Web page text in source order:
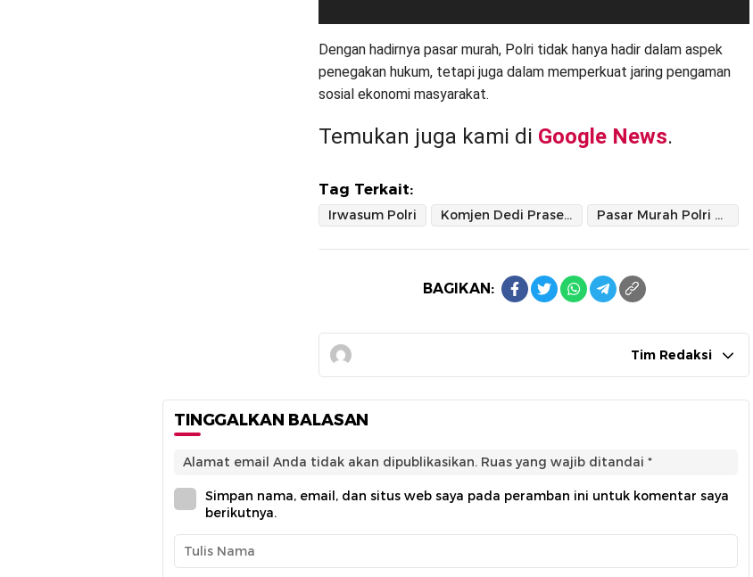
Dengan hadirnya pasar murah, Polri tidak hanya hadir dalam aspek
penegakan hukum, tetapi juga dalam memperkuat jaring pengaman
sosial ekonomi masyarakat.
Temukan juga kami di Google News.
Tag Terkait:
Irwasum Polri Komjen Dedi Prasetyo Pasar Murah Polri Malang
BAGIKAN:
Tim Redaksi
TINGGALKAN BALASAN
Alamat email Anda tidak akan dipublikasikan. Ruas yang wajib ditandai *
Simpan nama, email, dan situs web saya pada peramban ini untuk komentar saya
berikutnya.